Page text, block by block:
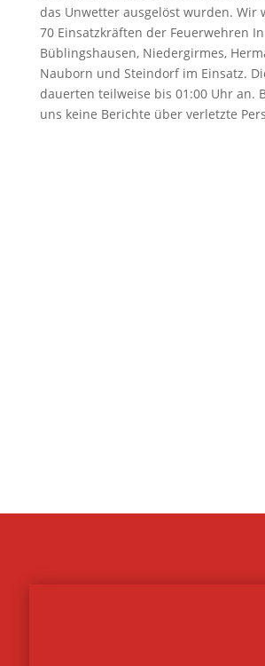
das Unwetter ausgelöst wurden. Wir
70 Einsatzkräften der Feuerwehren
Büblingshausen, Niedergirmes,
Nauborn und Steindorf im Einsatz.
dauerten teilweise bis 01:00 Uhr an.
uns keine Berichte über verletzte